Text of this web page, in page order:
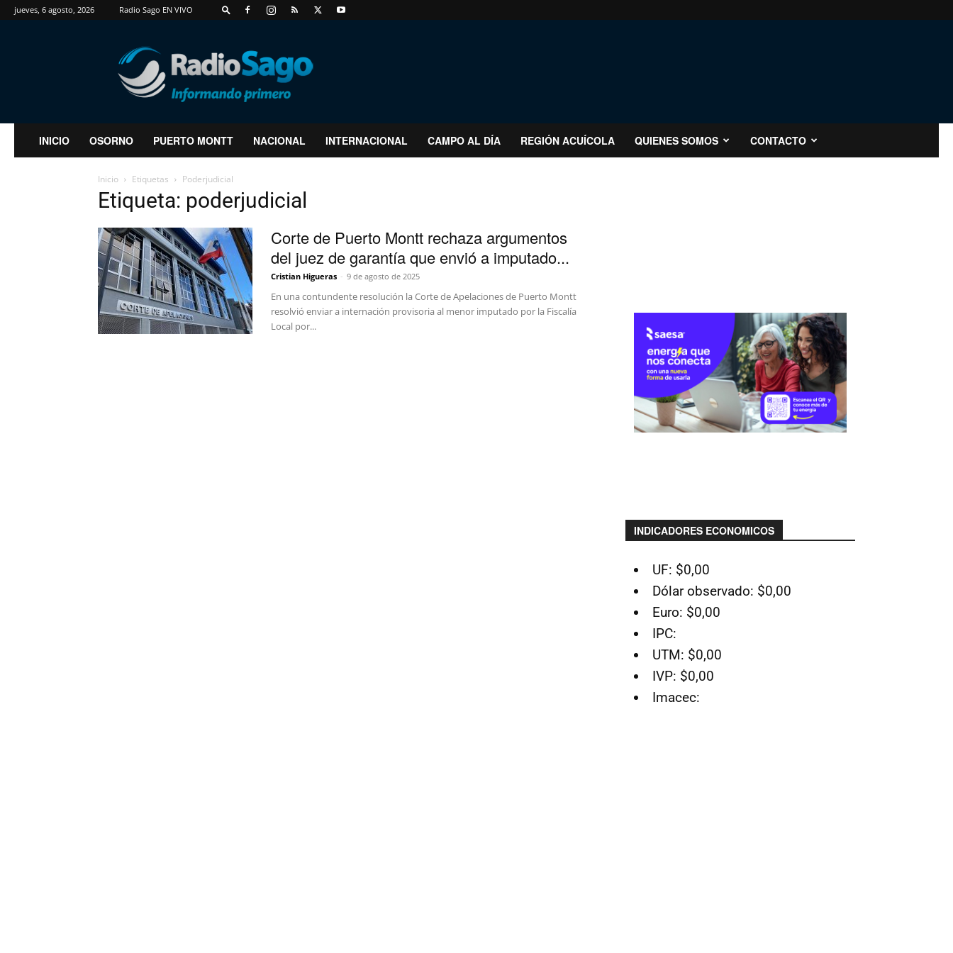
jueves, 6 agosto, 2026 Radio Sago EN VIVO
RadioSago
INICIO OSORNO PUERTO MONTT NACIONAL INTERNACIONAL CAMPO AL DÍA REGIÓN ACUÍCOLA QUIENES SOMOS CONTACTO
Inicio Etiquetas Poderjudicial
Etiqueta: poderjudicial
Corte de Puerto Montt rechaza argumentos
del juez de garantía que envió a imputado...
Cristian Higueras - 9 de agosto de 2025
En una contundente resolución la Corte de Apelaciones de Puerto Montt
resolvió enviar a internación provisoria al menor imputado por la Fiscalía
Local por...
INDICADORES ECONOMICOS
UF: $0,00
Dólar observado: $0,00
Euro: $0,00
IPC:
UTM: $0,00
IVP: $0,00
Imacec: